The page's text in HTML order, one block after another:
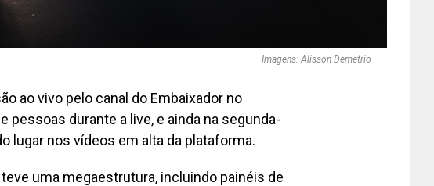
Imagens: Alisson Demetrio
ao vivo pelo canal do Embaixador no
pessoas durante a live, e ainda na segunda-
lugar nos vídeos em alta da plataforma.
uma megaestrutura, incluindo painéis de